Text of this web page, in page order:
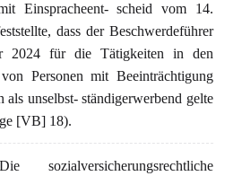
Einspracheent- scheid vom 14.
dass der Beschwerdeführer
2024 für die Tätigkeiten in den
Personen mit Beeinträchtigung
als unselbst- ständigerwerbend gelte
[VB] 18).
sozialversicherungsrechtliche